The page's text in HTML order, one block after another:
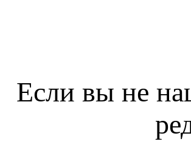
Если вы не